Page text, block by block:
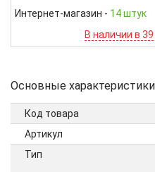
Интернет-магазин - 14 штук
В наличии в
Основные характеристики
Код товара
Артикул
Тип